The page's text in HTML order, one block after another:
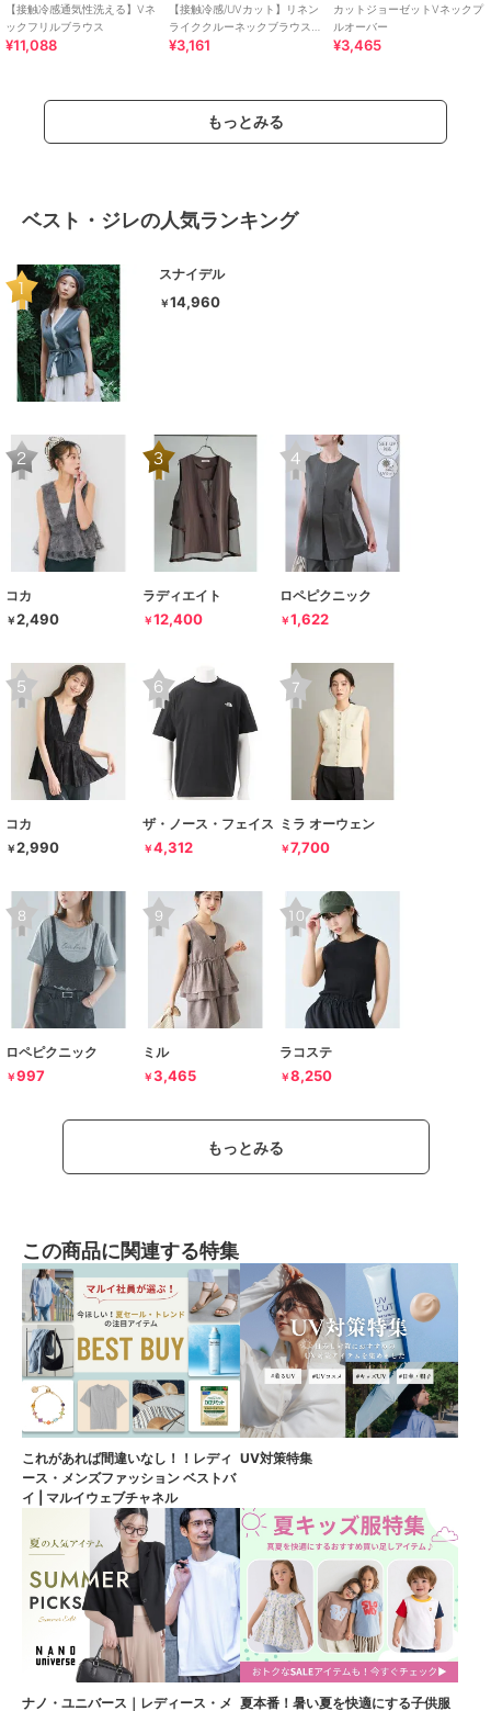
【接触冷感通気性洗える】Vネ
ックフリルブラウス
¥11,088
【接触冷感/UVカット】リネン
ライククルーネックブラウス
【セットアップ対応/アンチピ
¥3,161
カットジョーゼットVネックプ
ルオーバー
¥3,465
もっとみる
ベスト・ジレの人気ランキング
スナイデル
￥14,960
コカ
￥2,490
ラディエイト
￥12,400
ロペピクニック
￥1,622
コカ
￥2,990
ザ・ノース・フェイス
￥4,312
ミラ オーウェン
￥7,700
ロペピクニック
￥997
ミル
￥3,465
ラコステ
￥8,250
もっとみる
この商品に関連する特集
これがあれば間違いなし！！レディ
ース・メンズファッション ベストバ
イ | マルイウェブチャネル
UV対策特集
ナノ・ユニバース｜レディース・メ 夏本番！暑い夏を快適にする子供服